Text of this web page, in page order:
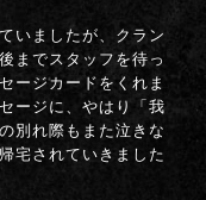
いましたが、クラン
までスタッフを待っ
ージカードをくれま
ージに、やはり「我
別れ際もまた泣きな
宅されていきました